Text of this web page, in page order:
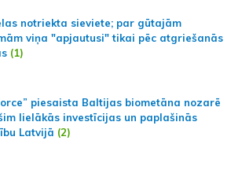
notriekta sieviete; par gūtajām
viņa "apjautusi" tikai pēc atgriešanās
(1)
piesaista Baltijas biometāna nozarē
lielākās investīcijas un paplašinās
Latvijā (2)